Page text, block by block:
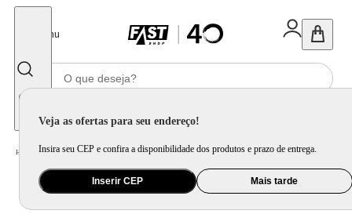
Menu
Veja as ofertas para seu endereço!
Insira seu CEP e confira a disponibilidade dos produtos e prazo de entrega.
Inserir CEP Mais tarde
Home Mercado / Bebida Bebida Não Alcoolica